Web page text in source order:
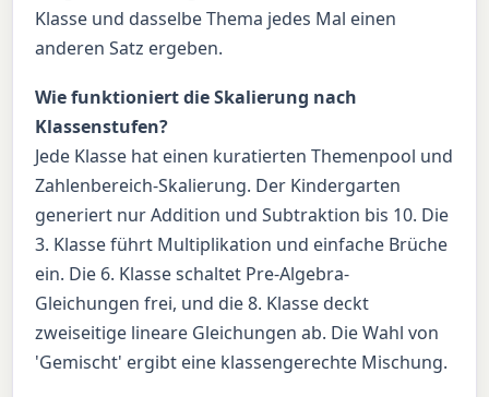
Klasse und dasselbe Thema jedes Mal einen
anderen Satz ergeben.
Wie funktioniert die Skalierung nach
Klassenstufen?
Jede Klasse hat einen kuratierten Themenpool und
Zahlenbereich-Skalierung. Der Kindergarten
generiert nur Addition und Subtraktion bis 10. Die
3. Klasse führt Multiplikation und einfache Brüche
ein. Die 6. Klasse schaltet Pre-Algebra-
Gleichungen frei, und die 8. Klasse deckt
zweiseitige lineare Gleichungen ab. Die Wahl von
'Gemischt' ergibt eine klassengerechte Mischung.